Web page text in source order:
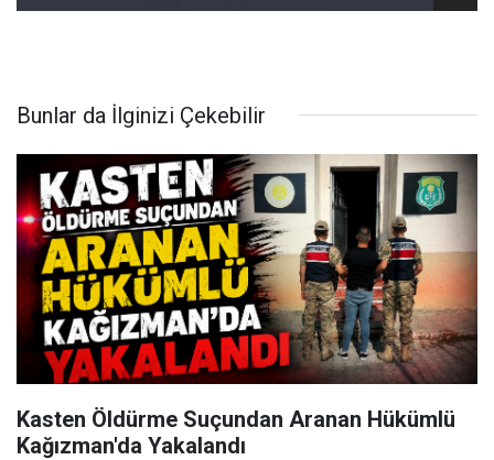
Bunlar da İlginizi Çekebilir
Kasten Öldürme Suçundan Aranan Hükümlü
Kağızman'da Yakalandı